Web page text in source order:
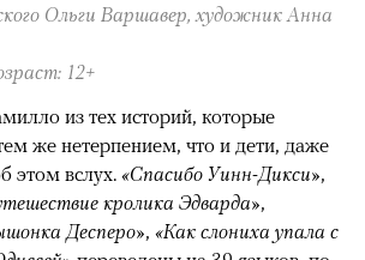
Ольги Варшавер, художник Анна
12+
из тех историй, которые
же нетерпением, что и дети, даже
этом вслух. «Спасибо Уинн-Дикси»,
кролика Эдварда»,
Десперо», «Как слониха упала с